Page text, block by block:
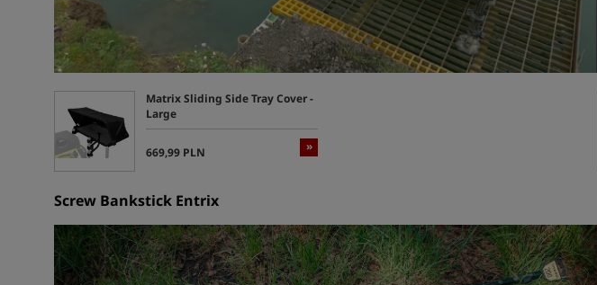
Matrix Sliding Side Tray Cover -
Large
»
669,99 PLN
Screw Bankstick Entrix